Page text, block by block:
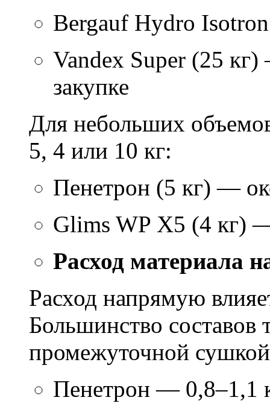
Bergauf Hydro
Vandex Super (25
закупке
Для небольших
5, 4 или 10 кг:
Пенетрон (5 кг) —
Glims WP X5 (4 кг)
Расход материала
Расход напрямую
Большинство составов
промежуточной
Пенетрон — 0,8–1,1